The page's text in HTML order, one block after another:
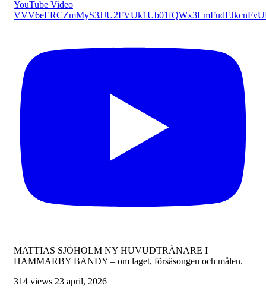
YouTube Video
MATTIAS SJÖHOLM NY HUVUDTRÄNARE I
HAMMARBY BANDY – om laget, försäsongen och målen.
314 views 23 april, 2026